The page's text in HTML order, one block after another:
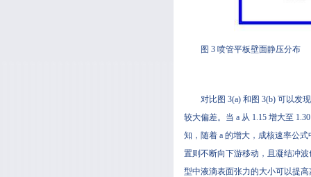
图 3 喷管平板壁面静压分布
对比图 3(a) 和图 3(b) 可以发现
较大偏差。当 a 从 1.15 增大至
知，随着 a 的增大，成核速
置则不断向下游移动，且凝结冲
型中液滴表面张力的大小可以提高蒸